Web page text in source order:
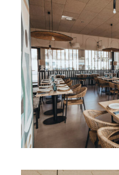
Search